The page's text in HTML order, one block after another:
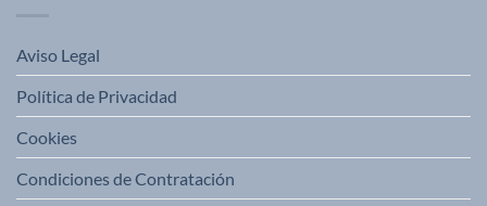
Aviso Legal
Política de Privacidad
Cookies
Condiciones de Contratación